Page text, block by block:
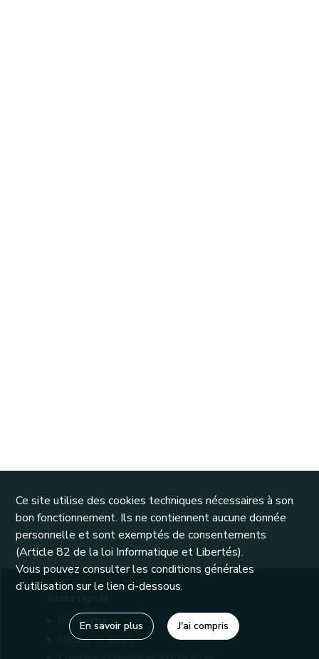
Recherche
Horaire et accès
Ce site utilise des cookies techniques nécessaires à son
bon fonctionnement. Ils ne contiennent aucune donnée
personnelle et sont exemptés de consentements
(Article 82 de la loi Informatique et Libertés).
Vous pouvez consulter les conditions générales
d’utilisation sur le lien ci-dessous.
En savoir plus J'ai compris